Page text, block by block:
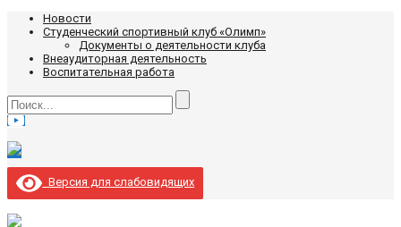
Новости
Студенческий спортивный клуб «Олимп»
Документы о деятельности клуба
Внеаудиторная деятельность
Воспитательная работа
Версия для слабовидящих